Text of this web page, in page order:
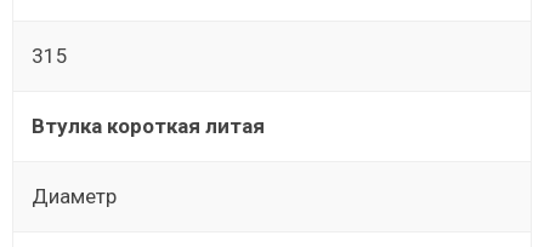
315
Втулка короткая литая
Диаметр